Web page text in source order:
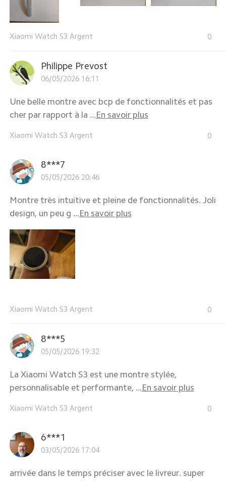
Xiaomi Watch S3 Argent 0
Philippe Prevost
06/05/2026 16:11
Une belle montre avec bcp de fonctionnalités et pas
cher par rapport à la ...En savoir plus
Xiaomi Watch S3 Argent 0
8***7
05/05/2026 20:46
Montre très intuitive et pleine de fonctionnalités. Joli
design, un peu g ... En savoir plus
Xiaomi Watch S3 Argent 0
8***5
05/05/2026 19:32
La Xiaomi Watch S3 est une montre stylée,
personnalisable et performante, ...En savoir plus
Xiaomi Watch S3 Argent 0
6***1
03/05/2026 17:04
arrivée dans le temps préciser avec le livreur. super